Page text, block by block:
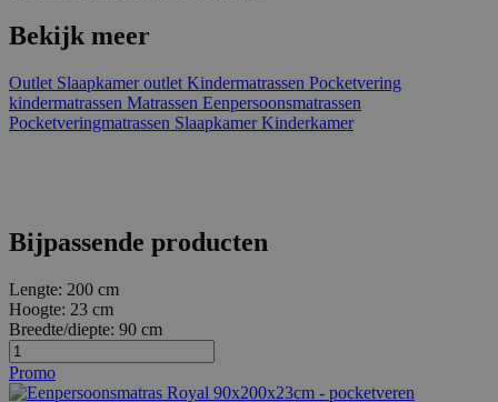
Bekijk meer
Outlet Slaapkamer outlet Kindermatrassen Pocketvering
kindermatrassen Matrassen Eenpersoonsmatrassen
Pocketveringmatrassen SlaapkamerKinderkamer
Bijpassende producten
Lengte: 200 cm
Hoogte: 23 cm
Breedte/diepte: 90 cm
Promo